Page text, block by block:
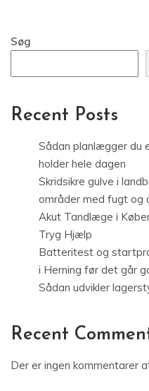
Søg
Recent Posts
Sådan planlægger du
holder hele dagen
Skridsikre gulve i
områder med fugt og
Akut Tandlæge i
Tryg Hjælp
Batteritest og
i Herning før det går
Sådan udvikler
Recent
Der er ingen kommentarer